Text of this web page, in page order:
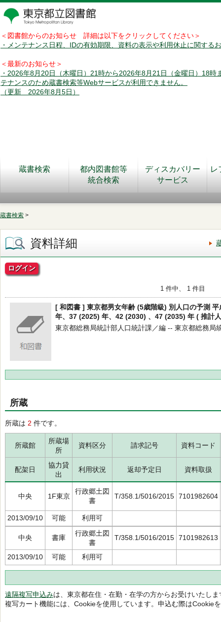
＜図書館からのお知らせ 詳細は以下をクリックしてください＞
・メンテナンス日程、IDの有効期限、資料の表示や利用休止に関する
＜最新のお知らせ＞
・2026年8月20日（木曜日）21時から2026年8月21日（金曜日）18時
テナンスのため蔵書検索等Webサービスが利用できません。
（更新 2026年8月5日）
蔵書検索
都内図書館等
統合検索
ディスカバリー
サービス
レ
蔵書検索 >
資料詳細
ログイン
1 件中、 1 件目
[ 和図書 ] 東京都男女年齢 (5歳階級) 別人口の予測
年、37 (2025) 年、42 (2030) 、47 (2035) 年 ( 推計
東京都総務局統計部人口統計課／編 -- 東京都総務局
所蔵
所蔵は 2 件です。
所蔵館
所蔵場
所
資料区分 請求記号 資料コード
配架日
協力貸
出
利用状況 返却予定日 資料取扱
中央 1F東京
行政郷土図
書
T/358.1/5016/2015 7101982604
2013/09/10 可能 利用可
中央 書庫
行政郷土図
書
T/358.1/5016/2015 7101982613
2013/09/10 可能 利用可
遠隔複写申込みは、東京都在住・在勤・在学の方からお受けいたしま
複写カート機能には、Cookieを使用しています。申込む際はCookie